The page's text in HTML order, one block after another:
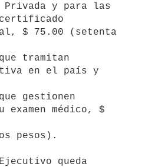
en el país y
examen médico, $